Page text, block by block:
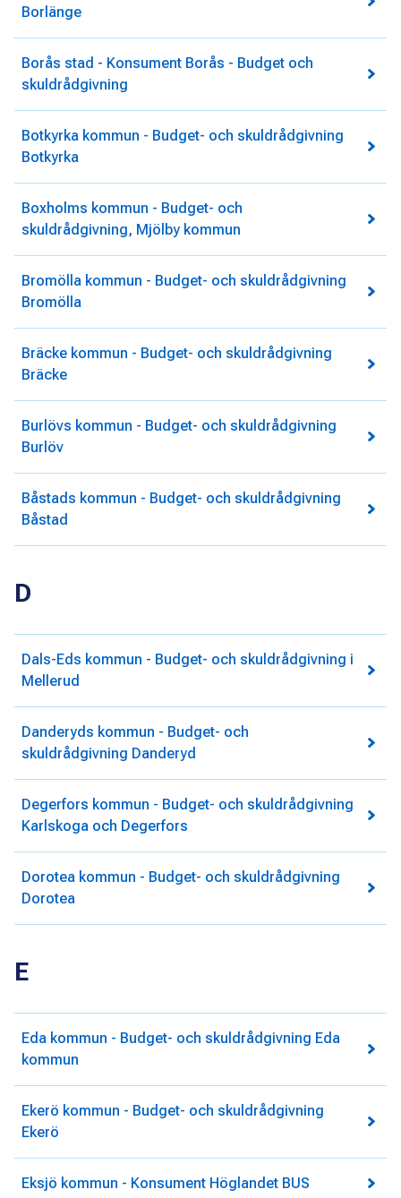
Borlänge
Borås stad - Konsument Borås - Budget och
skuldrådgivning
Botkyrka kommun - Budget- och skuldrådgivning
Botkyrka
Boxholms kommun - Budget- och
skuldrådgivning, Mjölby kommun
Bromölla kommun - Budget- och skuldrådgivning
Bromölla
Bräcke kommun - Budget- och skuldrådgivning
Bräcke
Burlövs kommun - Budget- och skuldrådgivning
Burlöv
Båstads kommun - Budget- och skuldrådgivning
Båstad
D
Dals-Eds kommun - Budget- och skuldrådgivning i
Mellerud
Danderyds kommun - Budget- och
skuldrådgivning Danderyd
Degerfors kommun - Budget- och skuldrådgivning
Karlskoga och Degerfors
Dorotea kommun - Budget- och skuldrådgivning
Dorotea
E
Eda kommun - Budget- och skuldrådgivning Eda
kommun
Ekerö kommun - Budget- och skuldrådgivning
Ekerö
Eksjö kommun - Konsument Höglandet BUS